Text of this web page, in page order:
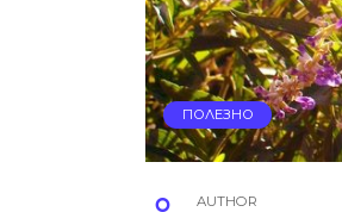
ПОЛЕЗНО
AUTHOR